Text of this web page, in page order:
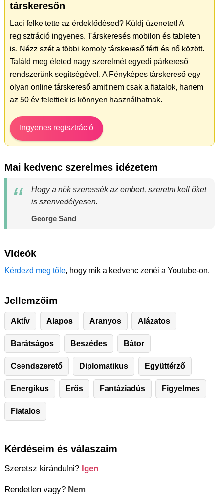
társkeresőn
Laci felkeltette az érdeklődésed? Küldj üzenetet! A
regisztráció ingyenes. Társkeresés mobilon és tableten
is. Nézz szét a többi komoly társkereső férfi és nő között.
Találd meg életed nagy szerelmét egyedi párkereső
rendszerünk segítségével. A Fényképes társkereső egy
olyan online társkereső amit nem csak a fiatalok, hanem
az 50 év felettiek is könnyen használhatnak.
Ingyenes regisztráció
Mai kedvenc szerelmes idézetem
Hogy a nők szeressék az embert, szeretni kell őket
is szenvedélyesen.
George Sand
Videók
Kérdezd meg tőle, hogy mik a kedvenc zenéi a Youtube-on.
Jellemzőim
Aktív Alapos Aranyos Alázatos
Barátságos Beszédes Bátor
Csendszerető Diplomatikus Együttérző
Energikus Erős Fantáziadús Figyelmes
Fiatalos
Kérdéseim és válaszaim
Szeretsz kirándulni? Igen
Rendetlen vagy? Nem